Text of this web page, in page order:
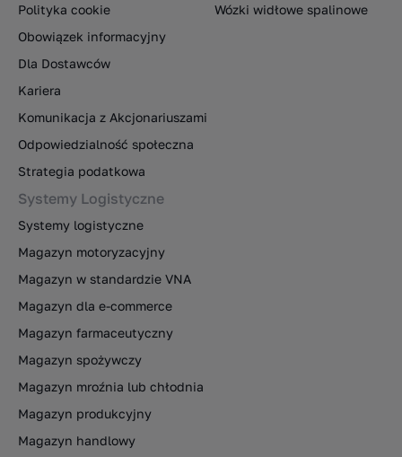
Polityka cookie
Obowiązek informacyjny
Dla Dostawców
Kariera
Komunikacja z Akcjonariuszami
Odpowiedzialność społeczna
Strategia podatkowa
Wózki widłowe spalinowe
Systemy Logistyczne
Systemy logistyczne
Magazyn motoryzacyjny
Magazyn w standardzie VNA
Magazyn dla e-commerce
Magazyn farmaceutyczny
Magazyn spożywczy
Magazyn mroźnia lub chłodnia
Magazyn produkcyjny
Magazyn handlowy